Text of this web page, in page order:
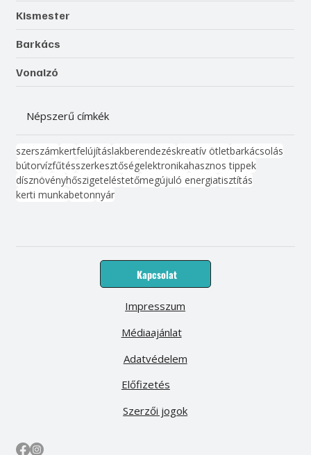
Kismester
Barkács
Vonalzó
Népszerű címkék
szerszámkertfelújításlakberendezéskreatív ötletbarkácsolás
bútorvízfűtésszerkesztőségelektronikahasznos tippek
dísznövényhőszigeteléstetőmegújuló energiatisztítás
kerti munkabetonnyár
Kapcsolat
Médiaajánlat
Előfizetés
Impresszum
Adatvédelem
Szerzői jogok